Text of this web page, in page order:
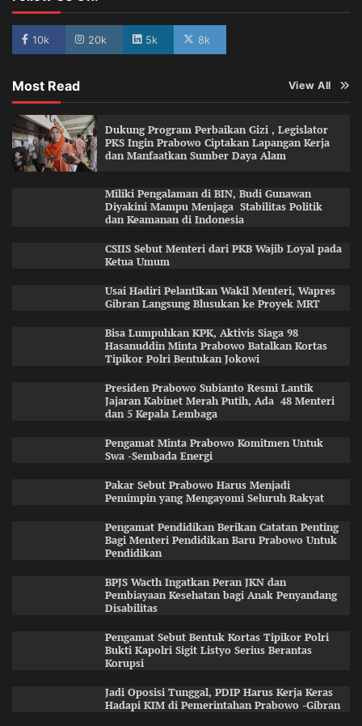
10k 20k 5k 8k
Most Read View All
Dukung Program Perbaikan Gizi , Legislator
PKS Ingin Prabowo Ciptakan Lapangan Kerja
dan Manfaatkan Sumber Daya Alam
Miliki Pengalaman di BIN, Budi Gunawan
Diyakini Mampu Menjaga Stabilitas Politik
dan Keamanan di Indonesia
CSIIS Sebut Menteri dari PKB Wajib Loyal pada
Ketua Umum
Usai Hadiri Pelantikan Wakil Menteri, Wapres
Gibran Langsung Blusukan ke Proyek MRT
Bisa Lumpuhkan KPK, Aktivis Siaga 98
Hasanuddin Minta Prabowo Batalkan Kortas
Tipikor Polri Bentukan Jokowi
Presiden Prabowo Subianto Resmi Lantik
Jajaran Kabinet Merah Putih, Ada 48 Menteri
dan 5 Kepala Lembaga
Pengamat Minta Prabowo Komitmen Untuk
Swa -Sembada Energi
Pakar Sebut Prabowo Harus Menjadi
Pemimpin yang Mengayomi Seluruh Rakyat
Pengamat Pendidikan Berikan Catatan Penting
Bagi Menteri Pendidikan Baru Prabowo Untuk
Pendidikan
BPJS Wacth Ingatkan Peran JKN dan
Pembiayaan Kesehatan bagi Anak Penyandang
Disabilitas
Pengamat Sebut Bentuk Kortas Tipikor Polri
Bukti Kapolri Sigit Listyo Serius Berantas
Korupsi
Jadi Oposisi Tunggal, PDIP Harus Kerja Keras
Hadapi KIM di Pemerintahan Prabowo -Gibran